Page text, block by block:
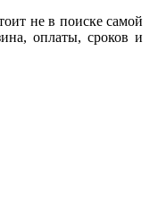
не в поиске самой
оплаты, сроков и